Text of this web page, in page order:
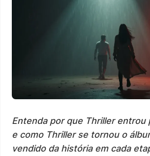
Entenda por que Thriller entrou
e como Thriller se tornou o
vendido da história em cada